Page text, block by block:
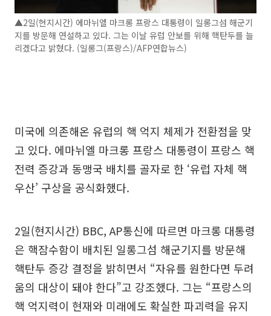
▲2일(현지시간) 에마뉘엘 마크롱 프랑스 대통령이 일롱그섬 해군기
지를 방문해 연설하고 있다. 그는 이날 유럽 안보를 위해 핵탄두를 늘
리겠다고 밝혔다. (일롱그(프랑스)/AFP연합뉴스)
미국에 의존해온 유럽의 핵 억지 체제가 전환점을 맞
고 있다. 에마뉘엘 마크롱 프랑스 대통령이 프랑스 핵
전력 증강과 동맹국 배치를 골자로 한 ‘유럽 자체 핵
우산’ 구상을 공식화했다.
2일(현지시간) BBC, AP통신에 따르면 마크롱 대통령
은 핵잠수함이 배치된 일롱그섬 해군기지를 방문해
핵탄두 증강 결정을 밝히면서 “자유를 원한다면 두려
움의 대상이 돼야 한다”고 강조했다. 그는 “프랑스의
핵 억지력이 현재와 미래에도 확실한 파괴력을 유지